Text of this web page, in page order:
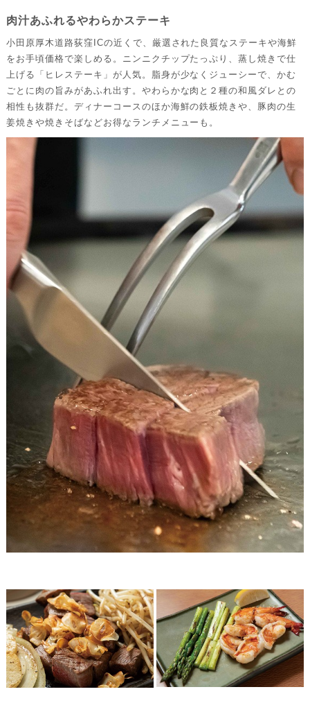
肉汁あふれるやわらかステーキ
小田原厚木道路荻窪ICの近くで、厳選された良質なステーキや海鮮
をお手頃価格で楽しめる。ニンニクチップたっぷり、蒸し焼きで仕
上げる「ヒレステーキ」が人気。脂身が少なくジューシーで、かむ
ごとに肉の旨みがあふれ出す。やわらかな肉と２種の和風ダレとの
相性も抜群だ。ディナーコースのほか海鮮の鉄板焼きや、豚肉の生
姜焼きや焼きそばなどお得なランチメニューも。